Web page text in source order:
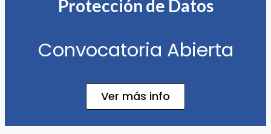
Protección de Datos
Convocatoria Abierta
Ver más info